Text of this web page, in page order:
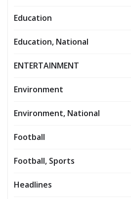
Education
Education, National
ENTERTAINMENT
Environment
Environment, National
Football
Football, Sports
Headlines